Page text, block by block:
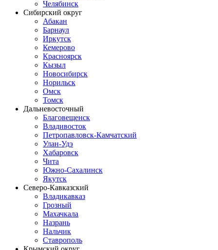
Челябинск
Сибирский округ
Абакан
Барнаул
Иркутск
Кемерово
Красноярск
Кызыл
Новосибирск
Норильск
Омск
Томск
Дальневосточный
Благовещенск
Владивосток
Петропавловск-Камчатский
Улан-Удэ
Хабаровск
Чита
Южно-Сахалинск
Якутск
Северо-Кавказский
Владикавказ
Грозный
Махачкала
Назрань
Нальчик
Ставрополь